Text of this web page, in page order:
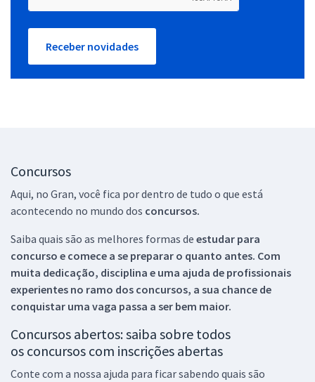
Receber novidades
Concursos
Aqui, no Gran, você fica por dentro de tudo o que está
acontecendo no mundo dos concursos.
Saiba quais são as melhores formas de estudar para
concurso e comece a se preparar o quanto antes. Com
muita dedicação, disciplina e uma ajuda de profissionais
experientes no ramo dos concursos, a sua chance de
conquistar uma vaga passa a ser bem maior.
Concursos abertos: saiba sobre todos
os concursos com inscrições abertas
Conte com a nossa ajuda para ficar sabendo quais são